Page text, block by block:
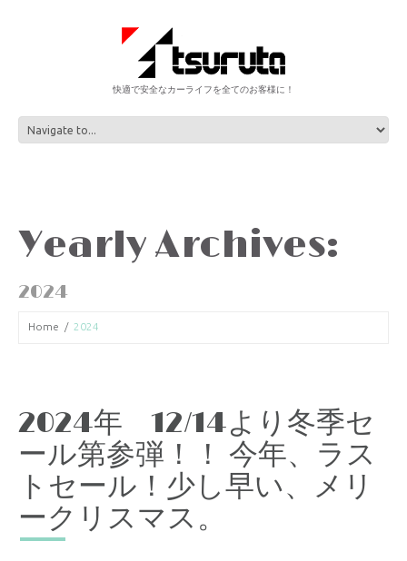
快適で安全なカーライフを全てのお客様に！
Yearly Archives:
2024
Home 2024
2024年 12/14より冬季セ
ール第参弾！！ 今年、ラス
トセール！少し早い、メリ
ークリスマス。